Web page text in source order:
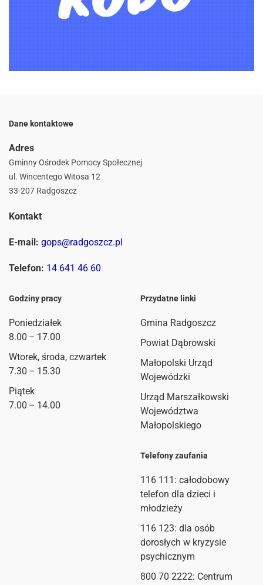
Dane kontaktowe
Adres
Gminny Ośrodek Pomocy Społecznej
ul. Wincentego Witosa 12
33-207 Radgoszcz
Kontakt
E-mail: gops@radgoszcz.pl
Telefon: 14 641 46 60
Godziny pracy
Poniedziałek
8.00 – 17.00
Wtorek, środa, czwartek
7.30 – 15.30
Piątek
7.00 – 14.00
Przydatne linki
Gmina Radgoszcz
Powiat Dąbrowski
Małopolski Urząd
Wojewódzki
Urząd Marszałkowski
Województwa
Małopolskiego
Telefony zaufania
116 111 : całodobowy
telefon dla dzieci i
młodzieży
116 123: dla osób
dorosłych w kryzysie
psychicznym
800 70 2222: Centrum